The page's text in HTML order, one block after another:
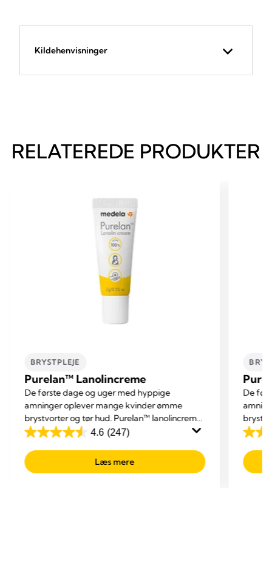
Kildehenvisninger
RELATEREDE PRODUKTER
BRYSTPLEJE
Purelan™ Lanolincreme
De første dage og uger med hyppige
amninger oplever mange kvinder ømme
brystvorter og tør hud. Purelan™ lanolincreme
er hurtigvirkende til ømme brystvorter og tør
4.6 (247)
4.6
ud
af
Læs mere
De
er
4.6
ud
af